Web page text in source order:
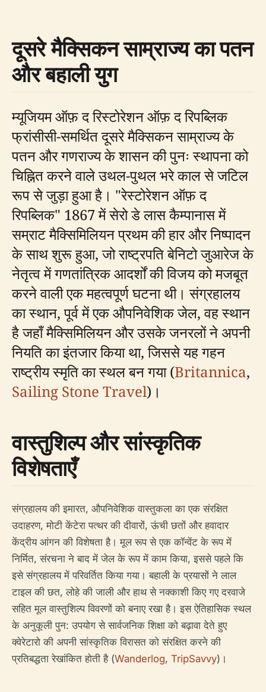
दूसरे मैक्सिकन साम्राज्य का पतन
और बहाली युग
म्यूजियम ऑफ़ द रिस्टोरेशन ऑफ़ द रिपब्लिक
फ्रांसीसी-समर्थित दूसरे मैक्सिकन साम्राज्य के
पतन और गणराज्य के शासन की पुनः स्थापना को
चिह्नित करने वाले उथल-पुथल भरे काल से जटिल
रूप से जुड़ा हुआ है। "रेस्टोरेशन ऑफ़ द
रिपब्लिक" 1867 में सेरो डे लास कैम्पानास में
सम्राट मैक्सिमिलियन प्रथम की हार और निष्पादन
के साथ शुरू हुआ, जो राष्ट्रपति बेनिटो जुआरेज के
नेतृत्व में गणतांत्रिक आदर्शों की विजय को मजबूत
करने वाली एक महत्वपूर्ण घटना थी। संग्रहालय
का स्थान, पूर्व में एक औपनिवेशिक जेल, वह स्थान
है जहाँ मैक्सिमिलियन और उसके जनरलों ने अपनी
नियति का इंतजार किया था, जिससे यह गहन
राष्ट्रीय स्मृति का स्थल बन गया (Britannica,
Sailing Stone Travel)।
वास्तुशिल्प और सांस्कृतिक
विशेषताएँ
संग्रहालय की इमारत, औपनिवेशिक वास्तुकला का एक संरक्षित
उदाहरण, मोटी केंटेरा पत्थर की दीवारों, ऊंची छतों और हवादार
केंद्रीय आंगन की विशेषता है। मूल रूप से एक कॉन्वेंट के रूप में
निर्मित, संरचना ने बाद में जेल के रूप में काम किया, इससे पहले कि
इसे संग्रहालय में परिवर्तित किया गया। बहाली के प्रयासों ने लाल
टाइल की छत, लोहे की जाली और हाथ से नक्काशी किए गए दरवाजे
सहित मूल वास्तुशिल्प विवरणों को बनाए रखा है। इस ऐतिहासिक स्थल
के अनुकूली पुन: उपयोग से सार्वजनिक शिक्षा को बढ़ावा देते हुए
क्वेरेटारो की अपनी सांस्कृतिक विरासत को संरक्षित करने की
प्रतिबद्धता रेखांकित होती है (Wanderlog, TripSavvy)।